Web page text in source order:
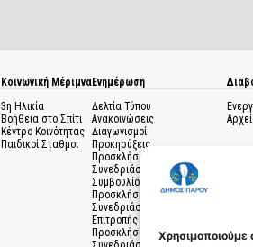
Χρησιμοποιούμε
Κοινωνική Μέριμνα
3η Ηλικία
Βοήθεια στο Σπίτι
Κέντρο Κοινότητας
Παιδικοί Σταθμοι
Ενημέρωση
Δελτία Τύπου
Ανακοινώσεις
Διαγωνισμοί
Προκηρύξεις
Προσκλήσεις σε
Συνεδριάσεις Δημοτικού
Συμβουλίου
Προσκλήσεις σε
Συνεδριάσεις Δημοτικής
Επιτροπής
Προσκλήσεις σε